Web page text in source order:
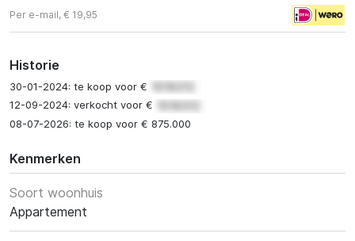
Per e-mail, € 19,95
Historie
30-01-2024: te koop voor €
12-09-2024: verkocht voor €
08-07-2026: te koop voor € 875.000
Kenmerken
Soort woonhuis
Appartement